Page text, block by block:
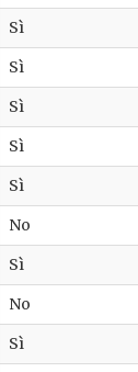
Sì
Sì
Sì
Sì
Sì
No
Sì
No
Sì